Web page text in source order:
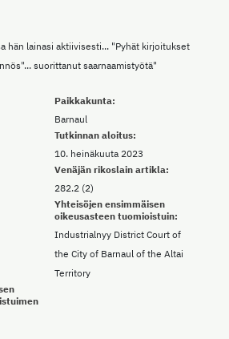
Paikkakunta:
Barnaul
hän lainasi aktiivisesti... "Pyhät kirjoitukset
suorittanut saarnaamistyötä"
Tutkinnan aloitus:
10. heinäkuuta 2023
Venäjän rikoslain artikla:
282.2 (2)
Yhteisöjen ensimmäisen
oikeusasteen tuomioistuin:
Industrialnyy District Court of
the City of Barnaul of the Altai
Territory